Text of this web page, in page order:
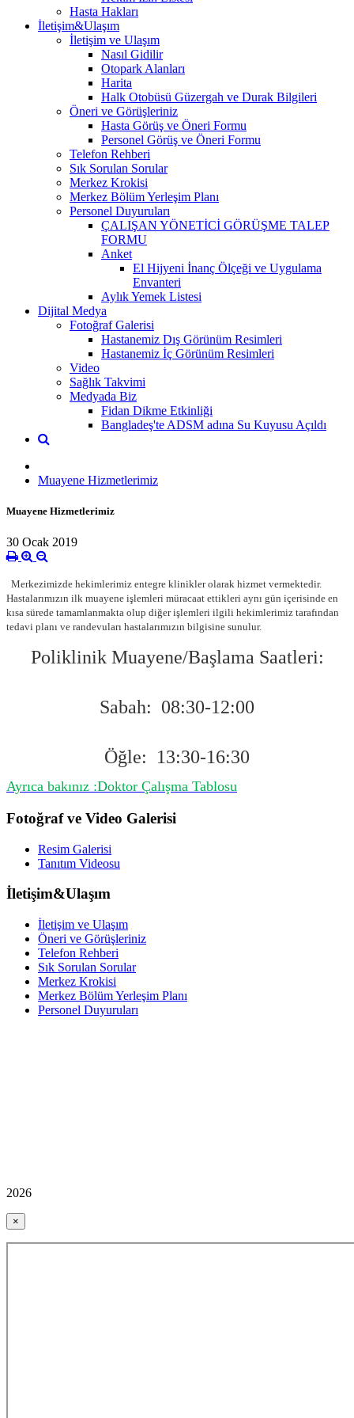
Hasta Hakları
İletişim&Ulaşım
İletişim ve Ulaşım
Nasıl Gidilir
Otopark Alanları
Harita
Halk Otobüsü Güzergah ve Durak Bilgileri
Öneri ve Görüşleriniz
Hasta Görüş ve Öneri Formu
Personel Görüş ve Öneri Formu
Telefon Rehberi
Sık Sorulan Sorular
Merkez Krokisi
Merkez Bölüm Yerleşim Planı
Personel Duyuruları
ÇALIŞAN YÖNETİCİ GÖRÜŞME TALEP
FORMU
Anket
El Hijyeni İnanç Ölçeği ve Uygulama
Envanteri
Aylık Yemek Listesi
Dijital Medya
Fotoğraf Galerisi
Hastanemiz Dış Görünüm Resimleri
Hastanemiz İç Görünüm Resimleri
Video
Sağlık Takvimi
Medyada Biz
Fidan Dikme Etkinliği
Bangladeş'te ADSM adına Su Kuyusu Açıldı
Muayene Hizmetlerimiz
Muayene Hizmetlerimiz
30 Ocak 2019
Merkezimizde hekimlerimiz entegre klinikler olarak hizmet vermektedir.
Hastalarımızın ilk muayene işlemleri müracaat ettikleri aynı gün içerisinde en
kısa sürede tamamlanmakta olup diğer işlemleri ilgili hekimlerimiz tarafından
tedavi planı ve randevuları hastalarımızın bilgisine sunulur.
Poliklinik Muayene/Başlama Saatleri:
Sabah: 08:30-12:00
Öğle: 13:30-16:30
Ayrıca bakınız :Doktor Çalışma Tablosu
Fotoğraf ve Video Galerisi
Resim Galerisi
Tanıtım Videosu
İletişim&Ulaşım
İletişim ve Ulaşım
Öneri ve Görüşleriniz
Telefon Rehberi
Sık Sorulan Sorular
Merkez Krokisi
Merkez Bölüm Yerleşim Planı
Personel Duyuruları
2026
×